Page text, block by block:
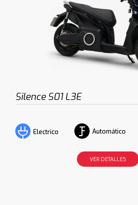
Silence S01 L3E
Electrico Automático
VER DETALLES